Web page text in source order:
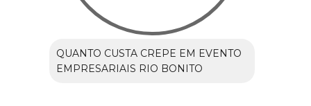
QUANTO CUSTA CREPE EM EVENTO
EMPRESARIAIS RIO BONITO